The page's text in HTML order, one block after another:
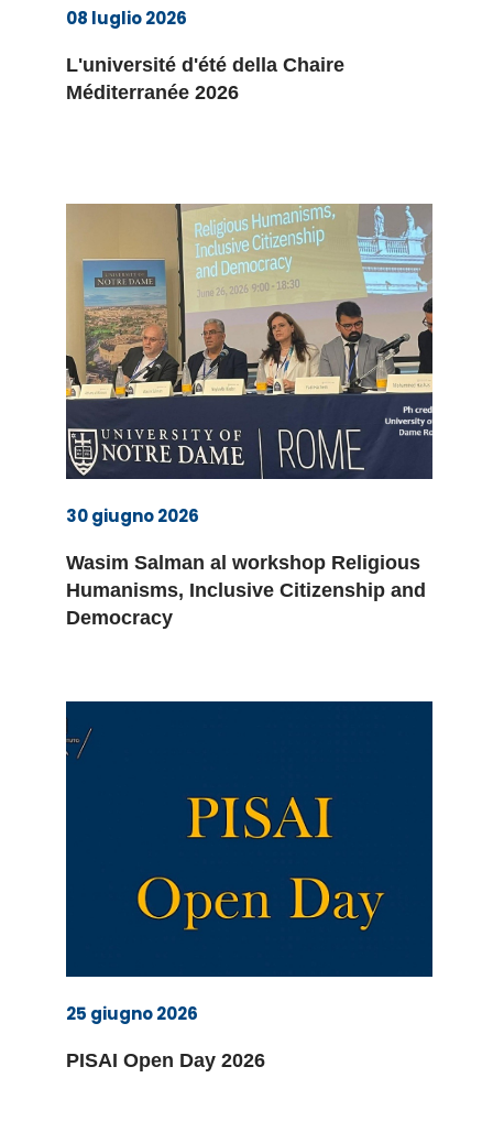
08 luglio 2026
L'université d'été della Chaire
Méditerranée 2026
30 giugno 2026
Wasim Salman al workshop Religious
Humanisms, Inclusive Citizenship and
Democracy
25 giugno 2026
PISAI Open Day 2026